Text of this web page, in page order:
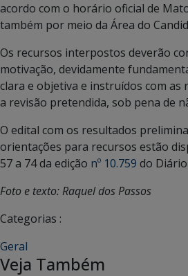
acordo com o horário oficial de
também por meio da Área do
Os recursos interpostos deverão
motivação, devidamente
clara e objetiva e instruídos com as
a revisão pretendida, sob pena de
O edital com os resultados
orientações para recursos estão
57 a 74 da edição nº 10.759 do
Foto e texto: Raquel dos Passos
Categorias :
Geral
Veja Também